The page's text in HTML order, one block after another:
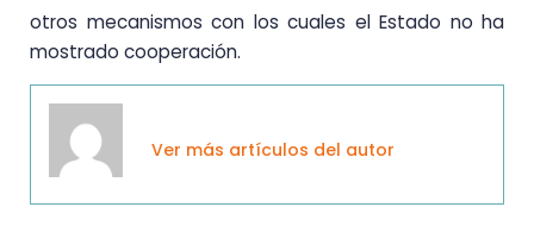
otros mecanismos con los cuales el Estado no ha
mostrado cooperación.
Ver más artículos del autor